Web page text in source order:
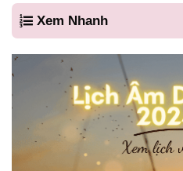
Xem Nhanh